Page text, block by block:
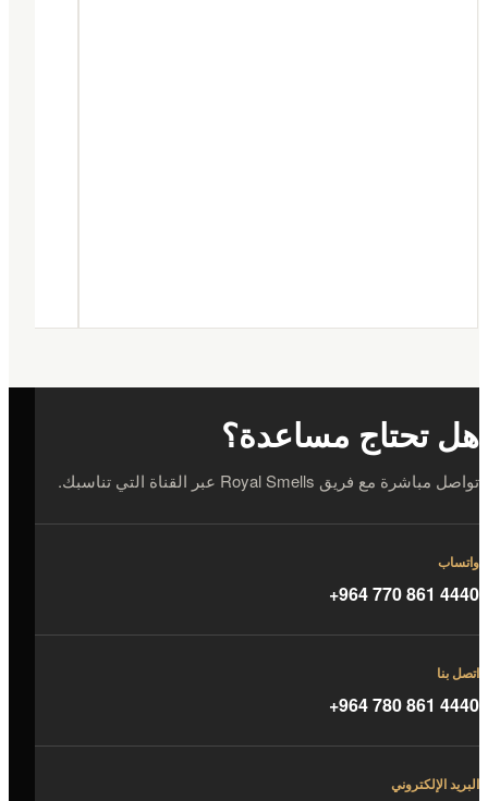
هل تحتاج مساعدة؟
تواصل مباشرة مع فريق Royal Smells عبر القناة التي تناسبك.
واتساب
+964 770 861 4440
اتصل بنا
+964 780 861 4440
البريد الإلكتروني